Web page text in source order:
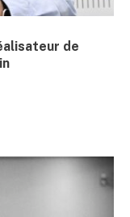
de